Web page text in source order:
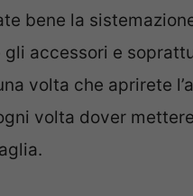
bene la
accessori e
volta che aprirete
volta dover